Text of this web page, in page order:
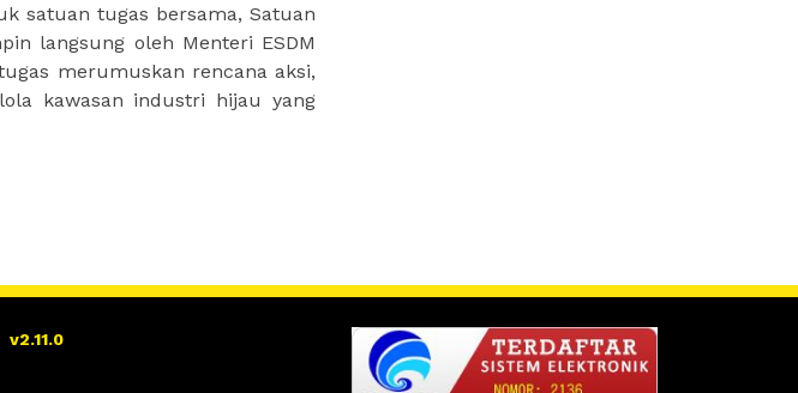
satuan tugas bersama, Satuan
langsung oleh Menteri ESDM
merumuskan rencana aksi,
kawasan industri hijau yang
v2.11.0